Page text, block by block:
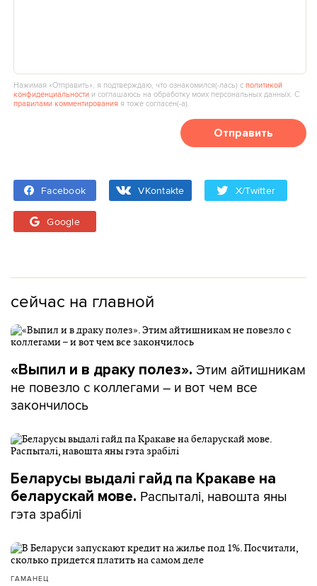
Нажимая «Отправить», я подтверждаю, что ознакомился(‑лась) сполитикой
конфиденциальности и соглашаюсь на обработку моих персональных данных. С
правилами комментирования я тоже согласен(‑а).
Отправить
Facebook VKontakte X/Twitter
Google
сейчас на главной
«Выпил и в драку полез». Этим айтишникам
не повезло с коллегами – и вот чем все
закончилось
Беларусы выдалі гайд па Кракаве на
беларускай мове. Распыталі, навошта яны
гэта зрабілі
ГАМАНЕЦ